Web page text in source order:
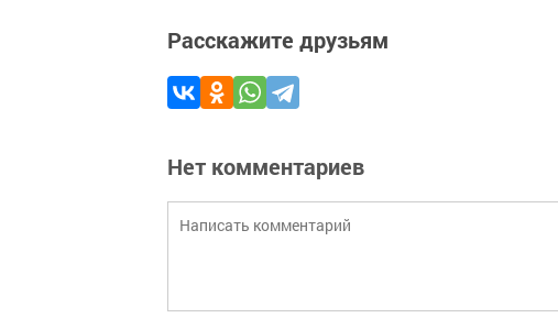
Расскажите друзьям
Нет комментариев